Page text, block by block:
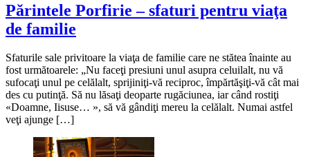
Părintele Porfirie – sfaturi pentru viaţa
de familie
Sfaturile sale privitoare la viaţa de familie care ne stătea înainte au
fost următoarele: „Nu faceţi presiuni unul asupra celuilalt, nu vă
sufocaţi unul pe celălalt, sprijiniţi-vă reciproc, împărtăşiţi-vă cât mai
des cu putinţă. Să nu lăsaţi deoparte rugăciunea, iar când rostiţi
«Doamne, Iisuse… », să vă gândiţi mereu la celălalt. Numai astfel
veţi ajunge […]